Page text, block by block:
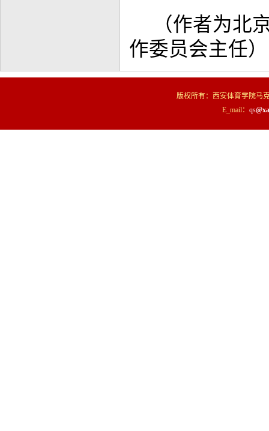
（作者为北
作委员会主任）
版权所有：西安体育学院马
E_mail： qs